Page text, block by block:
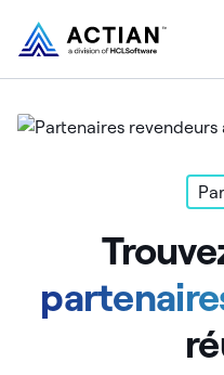
Produits
Entreprise